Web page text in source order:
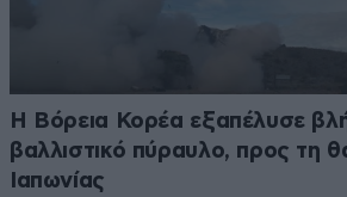
Η Βόρεια Κορέα εξαπέλυσε
βαλλιστικό πύραυλο, προς τη
Ιαπωνίας